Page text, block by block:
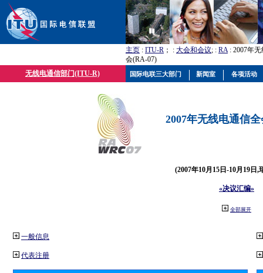
主页 : ITU-R ； : 大会和会议; : RA: 2007年
会(RA-07)
无线电通信部门(ITU-R)
2007年无线电通信
(2007年10月15日-10月19日,
«决议汇编»
全部展开
一般信息
代表注册
国际电联三大部门 新闻室 各项活动